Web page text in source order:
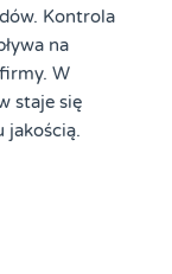
Kontrola
na
W
staje się
jakością.